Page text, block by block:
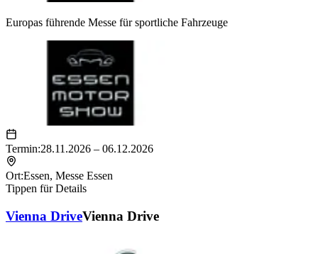
Europas führende Messe für sportliche Fahrzeuge
Termin:28.11.2026 – 06.12.2026
Ort:Essen, Messe Essen
Tippen für Details
Vienna DriveVienna Drive